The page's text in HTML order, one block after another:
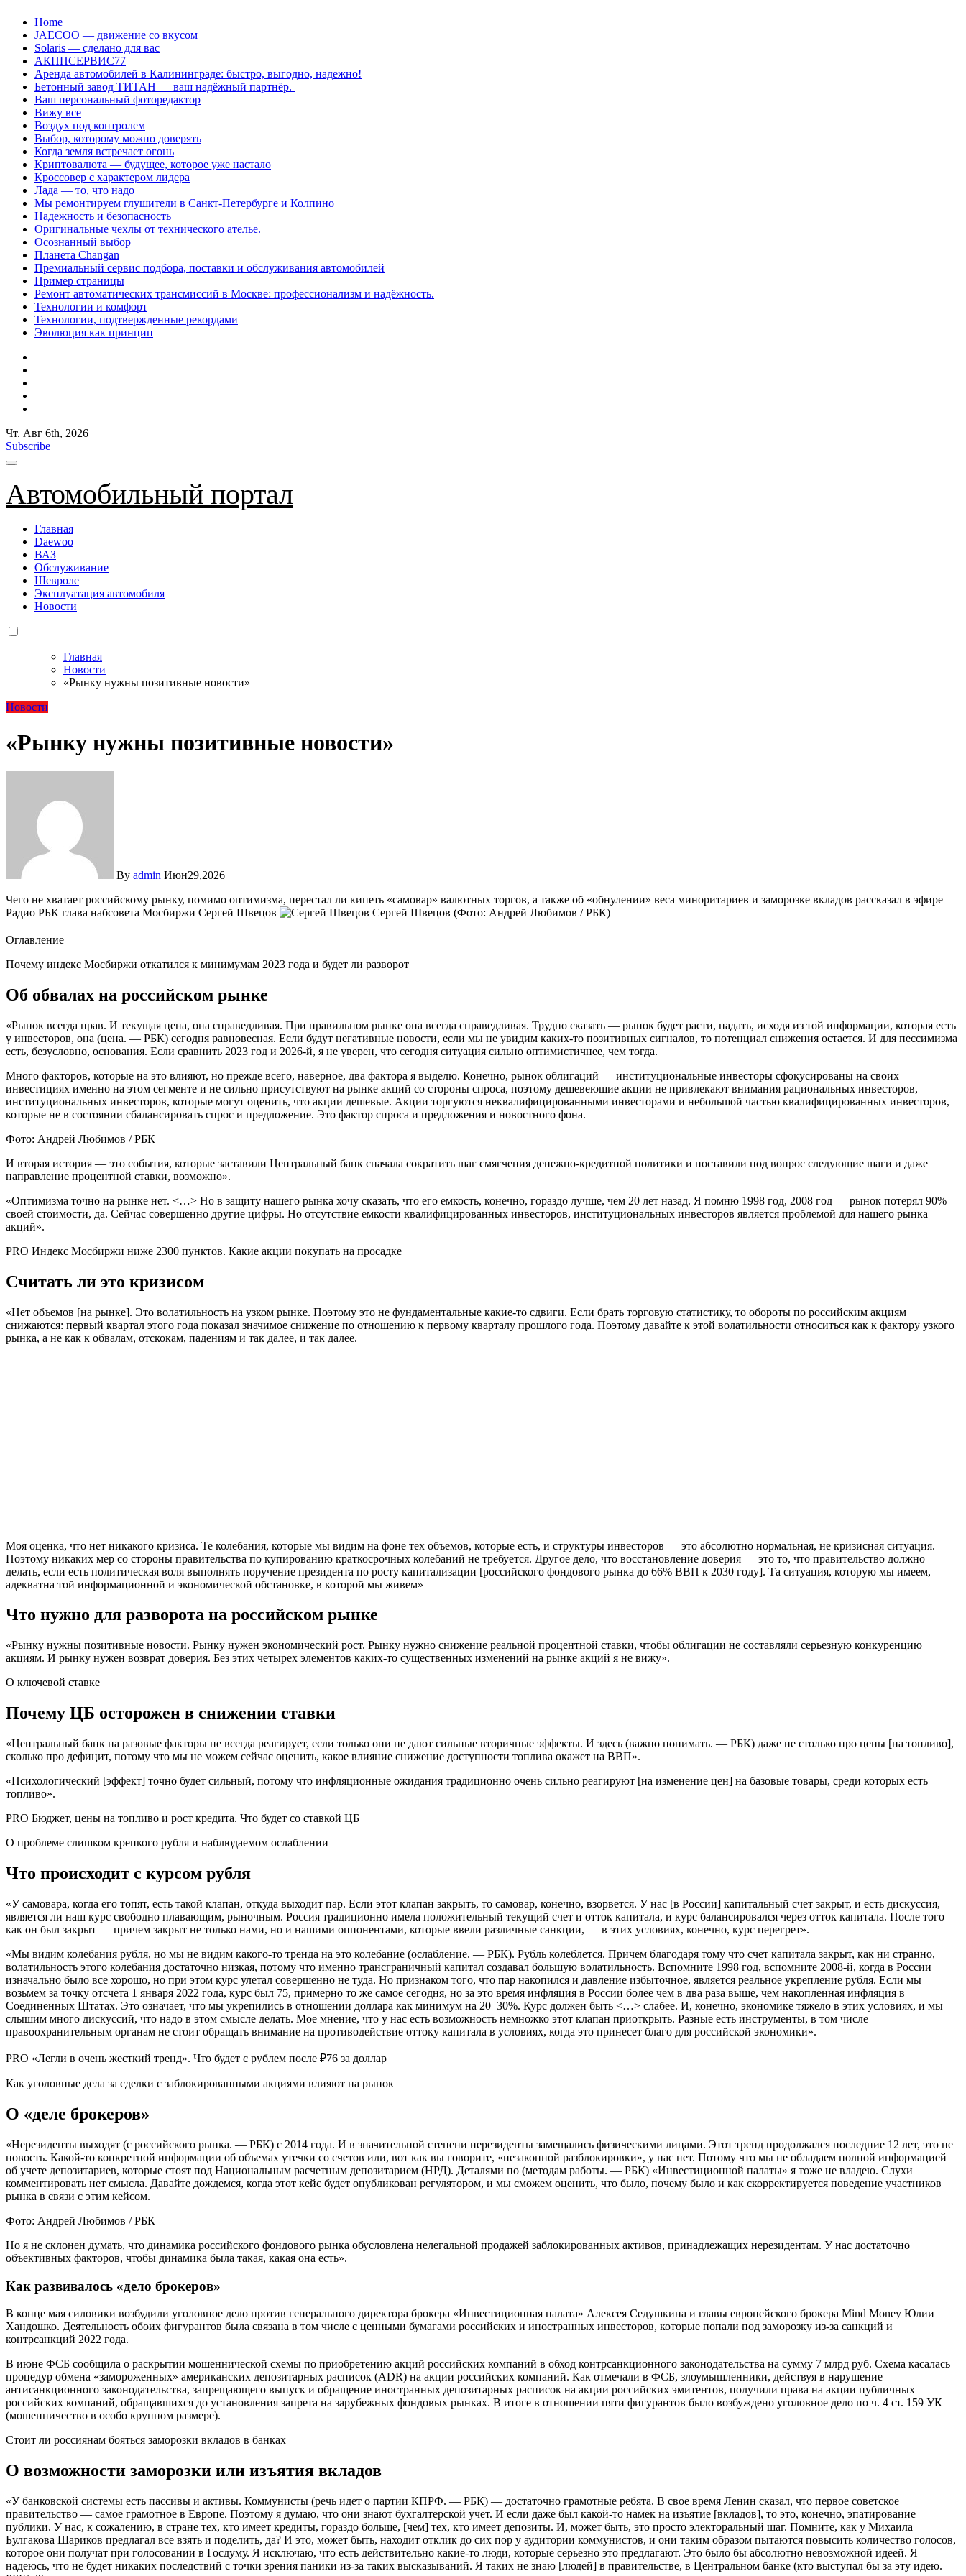
Перейти
содержанию
Home
JAECOO — движение со вкусом
Solaris — сделано для вас
АКППСЕРВИС77
Аренда автомобилей в Калининграде: быстро, выгодно, надежно!
Бетонный завод ТИТАН — ваш надёжный партнёр.
Ваш персональный фоторедактор
Вижу все
Воздух под контролем
Выбор, которому можно доверять
Когда земля встречает огонь
Криптовалюта — будущее, которое уже настало
Кроссовер с характером лидера
Лада — то, что надо
Мы ремонтируем глушители в Санкт-Петербурге и Колпино
Надежность и безопасность
Оригинальные чехлы от технического ателье.
Осознанный выбор
Планета Changan
Премиальный сервис подбора, поставки и обслуживания автомобилей
Пример страницы
Ремонт автоматических трансмиссий в Москве: профессионализм и надёжность.
Технологии и комфорт
Технологии, подтвержденные рекордами
Эволюция как принцип
Чт. Авг 6th, 2026
Subscribe
Автомобильный портал
Главная
Daewoo
ВАЗ
Обслуживание
Шевроле
Эксплуатация автомобиля
Новости
Главная
Новости
«Рынку нужны позитивные новости»
Новости
«Рынку нужны позитивные новости»
By admin Июн29,2026
Чего не хватает российскому рынку, помимо оптимизма, перестал ли кипеть «самовар» валютных торгов, а также об «обнулении» веса миноритариев и заморозке вкладов рассказал в эфире
Радио РБК глава набсовета Мосбиржи Сергей Швецов
Сергей Швецов (Фото: Андрей Любимов / РБК)
Оглавление
Почему индекс Мосбиржи откатился к минимумам 2023 года и будет ли разворот
Об обвалах на российском рынке
«Рынок всегда прав. И текущая цена, она справедливая. При правильном рынке она всегда справедливая. Трудно сказать — рынок будет расти, падать, исходя из той информации, которая есть
у инвесторов, она (цена. — РБК) сегодня равновесная. Если будут негативные новости, если мы не увидим каких-то позитивных сигналов, то потенциал снижения остается. И для пессимизма
есть, безусловно, основания. Если сравнить 2023 год и 2026-й, я не уверен, что сегодня ситуация сильно оптимистичнее, чем тогда.
Много факторов, которые на это влияют, но прежде всего, наверное, два фактора я выделю. Конечно, рынок облигаций — институциональные инвесторы сфокусированы на своих
инвестициях именно на этом сегменте и не сильно присутствуют на рынке акций со стороны спроса, поэтому дешевеющие акции не привлекают внимания рациональных инвесторов,
институциональных инвесторов, которые могут оценить, что акции дешевые. Акции торгуются неквалифицированными инвесторами и небольшой частью квалифицированных инвесторов,
которые не в состоянии сбалансировать спрос и предложение. Это фактор спроса и предложения и новостного фона.
Фото: Андрей Любимов / РБК
И вторая история — это события, которые заставили Центральный банк сначала сократить шаг смягчения денежно-кредитной политики и поставили под вопрос следующие шаги и даже
направление процентной ставки, возможно».
«Оптимизма точно на рынке нет. <…> Но в защиту нашего рынка хочу сказать, что его емкость, конечно, гораздо лучше, чем 20 лет назад. Я помню 1998 год, 2008 год — рынок потерял 90%
своей стоимости, да. Сейчас совершенно другие цифры. Но отсутствие емкости квалифицированных инвесторов, институциональных инвесторов является проблемой для нашего рынка
акций».
PRO Индекс Мосбиржи ниже 2300 пунктов. Какие акции покупать на просадке
Считать ли это кризисом
«Нет объемов [на рынке]. Это волатильность на узком рынке. Поэтому это не фундаментальные какие-то сдвиги. Если брать торговую статистику, то обороты по российским акциям
снижаются: первый квартал этого года показал значимое снижение по отношению к первому кварталу прошлого года. Поэтому давайте к этой волатильности относиться как к фактору узкого
рынка, а не как к обвалам, отскокам, падениям и так далее, и так далее.
Моя оценка, что нет никакого кризиса. Те колебания, которые мы видим на фоне тех объемов, которые есть, и структуры инвесторов — это абсолютно нормальная, не кризисная ситуация.
Поэтому никаких мер со стороны правительства по купированию краткосрочных колебаний не требуется. Другое дело, что восстановление доверия — это то, что правительство должно
делать, если есть политическая воля выполнять поручение президента по росту капитализации [российского фондового рынка до 66% ВВП к 2030 году]. Та ситуация, которую мы имеем,
адекватна той информационной и экономической обстановке, в которой мы живем»
Что нужно для разворота на российском рынке
«Рынку нужны позитивные новости. Рынку нужен экономический рост. Рынку нужно снижение реальной процентной ставки, чтобы облигации не составляли серьезную конкуренцию
акциям. И рынку нужен возврат доверия. Без этих четырех элементов каких-то существенных изменений на рынке акций я не вижу».
О ключевой ставке
Почему ЦБ осторожен в снижении ставки
«Центральный банк на разовые факторы не всегда реагирует, если только они не дают сильные вторичные эффекты. И здесь (важно понимать. — РБК) даже не столько про цены [на топливо],
сколько про дефицит, потому что мы не можем сейчас оценить, какое влияние снижение доступности топлива окажет на ВВП».
«Психологический [эффект] точно будет сильный, потому что инфляционные ожидания традиционно очень сильно реагируют [на изменение цен] на базовые товары, среди которых есть
топливо».
PRO Бюджет, цены на топливо и рост кредита. Что будет со ставкой ЦБ
О проблеме слишком крепкого рубля и наблюдаемом ослаблении
Что происходит с курсом рубля
«У самовара, когда его топят, есть такой клапан, откуда выходит пар. Если этот клапан закрыть, то самовар, конечно, взорвется. У нас [в России] капитальный счет закрыт, и есть дискуссия,
является ли наш курс свободно плавающим, рыночным. Россия традиционно имела положительный текущий счет и отток капитала, и курс балансировался через отток капитала. После того
как он был закрыт — причем закрыт не только нами, но и нашими оппонентами, которые ввели различные санкции, — в этих условиях, конечно, курс перегрет».
«Мы видим колебания рубля, но мы не видим какого-то тренда на это колебание (ослабление. — РБК). Рубль колеблется. Причем благодаря тому что счет капитала закрыт, как ни странно,
волатильность этого колебания достаточно низкая, потому что именно трансграничный капитал создавал большую волатильность. Вспомните 1998 год, вспомните 2008-й, когда в России
изначально было все хорошо, но при этом курс улетал совершенно не туда. Но признаком того, что пар накопился и давление избыточное, является реальное укрепление рубля. Если мы
возьмем за точку отсчета 1 января 2022 года, курс был 75, примерно то же самое сегодня, но за это время инфляция в России более чем в два раза выше, чем накопленная инфляция в
Соединенных Штатах. Это означает, что мы укрепились в отношении доллара как минимум на 20–30%. Курс должен быть <…> слабее. И, конечно, экономике тяжело в этих условиях, и мы
слышим много дискуссий, что надо в этом смысле делать. Мое мнение, что у нас есть возможность немножко этот клапан приоткрыть. Разные есть инструменты, в том числе
правоохранительным органам не стоит обращать внимание на противодействие оттоку капитала в условиях, когда это принесет благо для российской экономики».
PRO «Легли в очень жесткий тренд». Что будет с рублем после ₽76 за доллар
Как уголовные дела за сделки с заблокированными акциями влияют на рынок
О «деле брокеров»
«Нерезиденты выходят (с российского рынка. — РБК) с 2014 года. И в значительной степени нерезиденты замещались физическими лицами. Этот тренд продолжался последние 12 лет, это не
новость. Какой-то конкретной информации об объемах утечки со счетов или, вот как вы говорите, «незаконной разблокировки», у нас нет. Потому что мы не обладаем полной информацией
об учете депозитариев, которые стоят под Национальным расчетным депозитарием (НРД). Деталями по (методам работы. — РБК) «Инвестиционной палаты» я тоже не владею. Слухи
комментировать нет смысла. Давайте дождемся, когда этот кейс будет опубликован регулятором, и мы сможем оценить, что было, почему было и как скорректируется поведение участников
рынка в связи с этим кейсом.
Фото: Андрей Любимов / РБК
Но я не склонен думать, что динамика российского фондового рынка обусловлена нелегальной продажей заблокированных активов, принадлежащих нерезидентам. У нас достаточно
объективных факторов, чтобы динамика была такая, какая она есть».
Как развивалось «дело брокеров»
В конце мая силовики возбудили уголовное дело против генерального директора брокера «Инвестиционная палата» Алексея Седушкина и главы европейского брокера Mind Money Юлии
Хандошко. Деятельность обоих фигурантов была связана в том числе с ценными бумагами российских и иностранных инвесторов, которые попали под заморозку из-за санкций и
контрсанкций 2022 года.
В июне ФСБ сообщила о раскрытии мошеннической схемы по приобретению акций российских компаний в обход контрсанкционного законодательства на сумму 7 млрд руб. Схема касалась
процедур обмена «замороженных» американских депозитарных расписок (ADR) на акции российских компаний. Как отмечали в ФСБ, злоумышленники, действуя в нарушение
антисанкционного законодательства, запрещающего выпуск и обращение иностранных депозитарных расписок на акции российских эмитентов, получили права на акции публичных
российских компаний, обращавшихся до установления запрета на зарубежных фондовых рынках. В итоге в отношении пяти фигурантов было возбуждено уголовное дело по ч. 4 ст. 159 УК
(мошенничество в особо крупном размере).
Стоит ли россиянам бояться заморозки вкладов в банках
О возможности заморозки или изъятия вкладов
«У банковской системы есть пассивы и активы. Коммунисты (речь идет о партии КПРФ. — РБК) — достаточно грамотные ребята. В свое время Ленин сказал, что первое советское
правительство — самое грамотное в Европе. Поэтому я думаю, что они знают бухгалтерской учет. И если даже был какой-то намек на изъятие [вкладов], то это, конечно, эпатирование
публики. У нас, к сожалению, в стране тех, кто имеет кредиты, гораздо больше, [чем] тех, кто имеет депозиты. И, может быть, это просто электоральный шаг. Помните, как у Михаила
Булгакова Шариков предлагал все взять и поделить, да? И это, может быть, находит отклик до сих пор у аудитории коммунистов, и они таким образом пытаются повысить количество голосов,
которое они получат при голосовании в Госдуму. Я исключаю, что есть действительно какие-то люди, которые серьезно это предлагают. Это было бы абсолютно невозможной идеей. Я
надеюсь, что не будет никаких последствий с точки зрения паники из-за таких высказываний. Я таких не знаю [людей] в правительстве, в Центральном банке (кто выступал бы за эту идею. —